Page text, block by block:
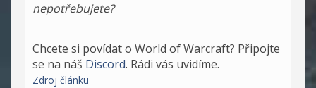
nepotřebujete?
Chcete si povídat o World of Warcraft? Připojte
se na náš Discord. Rádi vás uvidíme.
Zdroj článku